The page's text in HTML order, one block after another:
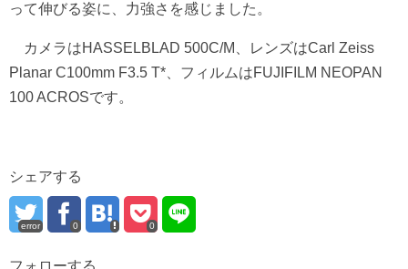
って伸びる姿に、力強さを感じました。
カメラはHASSELBLAD 500C/M、レンズはCarl Zeiss
Planar C100mm F3.5 T*、フィルムはFUJIFILM NEOPAN
100 ACROSです。
シェアする
error 0 0